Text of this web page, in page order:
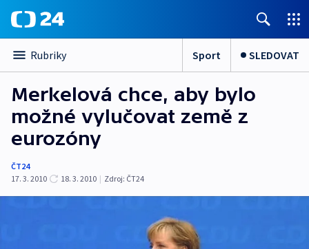
Rubriky Sport SLEDOVAT
Merkelová chce, aby bylo
možné vylučovat země z
eurozóny
ČT24
17. 3. 2010
18. 3. 2010 | Zdroj: ČT24